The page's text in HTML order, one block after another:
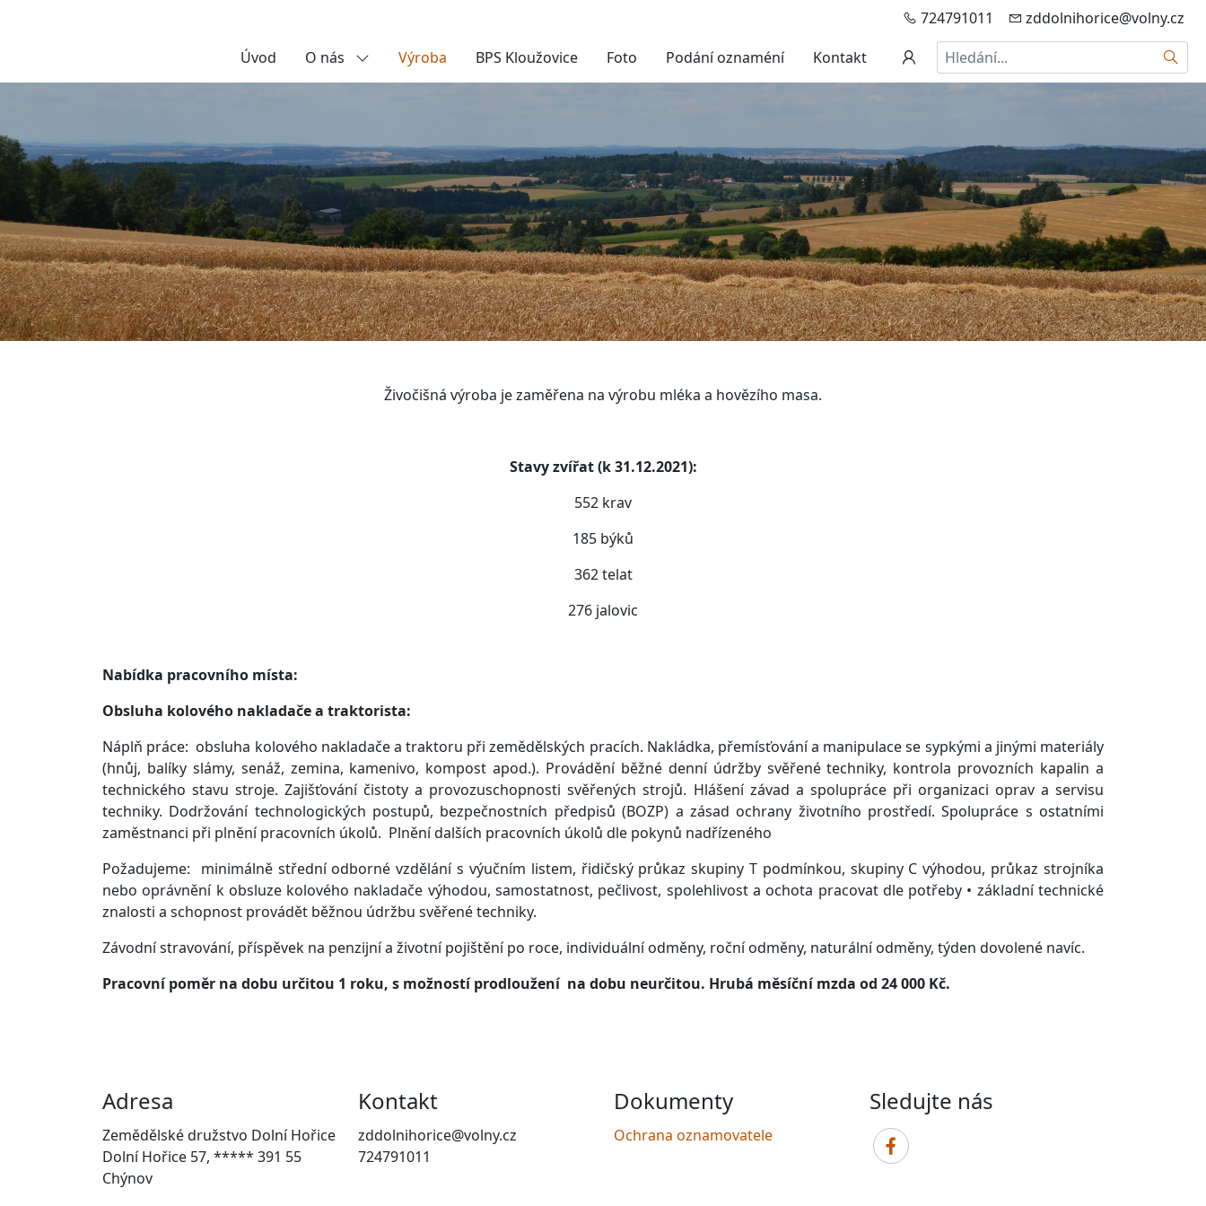
724791011
zddolnihorice@volny.cz
Úvod
O nás Výroba BPS Kloužovice Foto Podání oznaméní Kontakt Hledat
Živočišná výroba je zaměřena na výrobu mléka a hovězího masa.
Stavy zvířat (k 31.12.2021):
552 krav
185 býků
362 telat
276 jalovic
Nabídka pracovního místa:
Obsluha kolového nakladače a traktorista:
Náplň práce: obsluha kolového nakladače a traktoru při zemědělských pracích. Nakládka, přemísťování a manipulace se sypkými a jinými materiály
(hnůj, balíky slámy, senáž, zemina, kamenivo, kompost apod.). Provádění běžné denní údržby svěřené techniky, kontrola provozních kapalin a
technického stavu stroje. Zajišťování čistoty a provozuschopnosti svěřených strojů. Hlášení závad a spolupráce při organizaci oprav a servisu
techniky. Dodržování technologických postupů, bezpečnostních předpisů (BOZP) a zásad ochrany životního prostředí. Spolupráce s ostatními
zaměstnanci při plnění pracovních úkolů. Plnění dalších pracovních úkolů dle pokynů nadřízeného
Požadujeme: minimálně střední odborné vzdělání s výučním listem, řidičský průkaz skupiny T podmínkou, skupiny C výhodou, průkaz strojníka
nebo oprávnění k obsluze kolového nakladače výhodou, samostatnost, pečlivost, spolehlivost a ochota pracovat dle potřeby • základní technické
znalosti a schopnost provádět běžnou údržbu svěřené techniky.
Závodní stravování, příspěvek na penzijní a životní pojištění po roce, individuální odměny, roční odměny, naturální odměny, týden dovolené navíc.
Pracovní poměr na dobu určitou 1 roku, s možností prodloužení na dobu neurčitou. Hrubá měsíční mzda od 24 000 Kč.
Adresa
Zemědělské družstvo Dolní Hořice
Dolní Hořice 57, ***** 391 55
Chýnov
Kontakt
zddolnihorice@volny.cz
724791011
Dokumenty
Ochrana oznamovatele
Sledujte nás